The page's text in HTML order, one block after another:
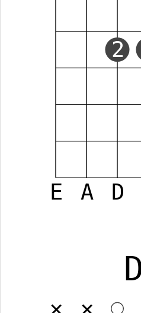
E A D
2